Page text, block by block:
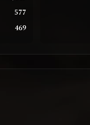
577
469